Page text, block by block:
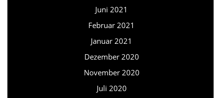
Juni 2021
Februar 2021
Januar 2021
Dezember 2020
November 2020
Juli 2020